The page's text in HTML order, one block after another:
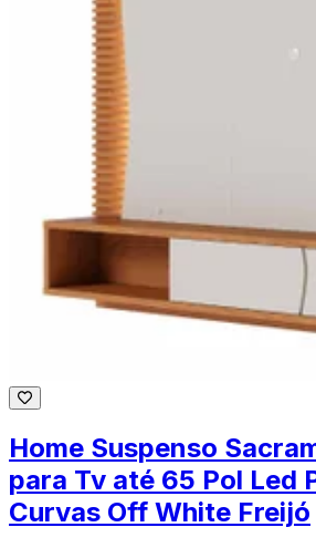
Home Suspenso
para Tv até 65 Pol Led
Curvas Off White Freijó